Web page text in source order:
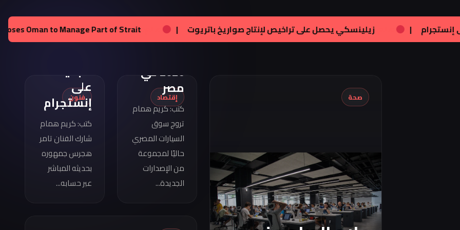
فنون:تامر هجرس يشارك بصورته الجديدة على إنستجرام| عالم:زيلينسكي يحصل على تراخيص لإنتاج صواريخ باتريوت|
صحة إقتصاد
مواصفات
كوبرا
2026 في
مصر
كتب: كريم همام
تروج سوق
السيارات المصري
حاليًا لمجموعة
من الإصدارات
الجديدة...
فنون
هجرس
يشارك
الجديدة
على
إنستجرام
كتب: كريم همام
شارك الفنان تامر
هجرس جمهوره
بحديثه المباشر
عبر حسابه...